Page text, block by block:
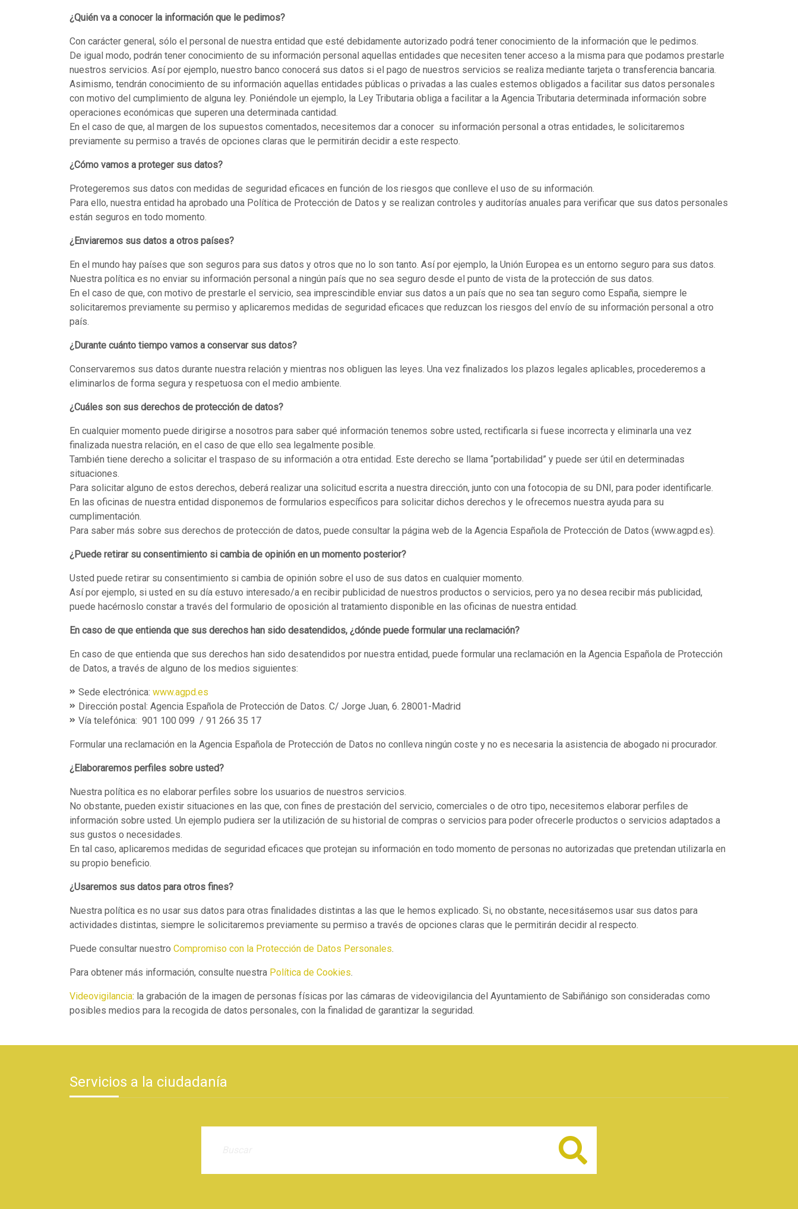
¿Quién va a conocer la información que le pedimos?
Con carácter general, sólo el personal de nuestra entidad que esté debidamente autorizado podrá tener conocimiento de la información que le pedimos.
De igual modo, podrán tener conocimiento de su información personal aquellas entidades que necesiten tener acceso a la misma para que podamos prestarle
nuestros servicios. Así por ejemplo, nuestro banco conocerá sus datos si el pago de nuestros servicios se realiza mediante tarjeta o transferencia bancaria.
Asimismo, tendrán conocimiento de su información aquellas entidades públicas o privadas a las cuales estemos obligados a facilitar sus datos personales
con motivo del cumplimiento de alguna ley. Poniéndole un ejemplo, la Ley Tributaria obliga a facilitar a la Agencia Tributaria determinada información sobre
operaciones económicas que superen una determinada cantidad.
En el caso de que, al margen de los supuestos comentados, necesitemos dar a conocer su información personal a otras entidades, le solicitaremos
previamente su permiso a través de opciones claras que le permitirán decidir a este respecto.
¿Cómo vamos a proteger sus datos?
Protegeremos sus datos con medidas de seguridad eficaces en función de los riesgos que conlleve el uso de su información.
Para ello, nuestra entidad ha aprobado una Política de Protección de Datos y se realizan controles y auditorías anuales para verificar que sus datos personales
están seguros en todo momento.
¿Enviaremos sus datos a otros países?
En el mundo hay países que son seguros para sus datos y otros que no lo son tanto. Así por ejemplo, la Unión Europea es un entorno seguro para sus datos.
Nuestra política es no enviar su información personal a ningún país que no sea seguro desde el punto de vista de la protección de sus datos.
En el caso de que, con motivo de prestarle el servicio, sea imprescindible enviar sus datos a un país que no sea tan seguro como España, siempre le
solicitaremos previamente su permiso y aplicaremos medidas de seguridad eficaces que reduzcan los riesgos del envío de su información personal a otro
país.
¿Durante cuánto tiempo vamos a conservar sus datos?
Conservaremos sus datos durante nuestra relación y mientras nos obliguen las leyes. Una vez finalizados los plazos legales aplicables, procederemos a
eliminarlos de forma segura y respetuosa con el medio ambiente.
¿Cuáles son sus derechos de protección de datos?
En cualquier momento puede dirigirse a nosotros para saber qué información tenemos sobre usted, rectificarla si fuese incorrecta y eliminarla una vez
finalizada nuestra relación, en el caso de que ello sea legalmente posible.
También tiene derecho a solicitar el traspaso de su información a otra entidad. Este derecho se llama “portabilidad” y puede ser útil en determinadas
situaciones.
Para solicitar alguno de estos derechos, deberá realizar una solicitud escrita a nuestra dirección, junto con una fotocopia de su DNI, para poder identificarle.
En las oficinas de nuestra entidad disponemos de formularios específicos para solicitar dichos derechos y le ofrecemos nuestra ayuda para su
cumplimentación.
Para saber más sobre sus derechos de protección de datos, puede consultar la página web de la Agencia Española de Protección de Datos (www.agpd.es).
¿Puede retirar su consentimiento si cambia de opinión en un momento posterior?
Usted puede retirar su consentimiento si cambia de opinión sobre el uso de sus datos en cualquier momento.
Así por ejemplo, si usted en su día estuvo interesado/a en recibir publicidad de nuestros productos o servicios, pero ya no desea recibir más publicidad,
puede hacérnoslo constar a través del formulario de oposición al tratamiento disponible en las oficinas de nuestra entidad.
En caso de que entienda que sus derechos han sido desatendidos, ¿dónde puede formular una reclamación?
En caso de que entienda que sus derechos han sido desatendidos por nuestra entidad, puede formular una reclamación en la Agencia Española de Protección
de Datos, a través de alguno de los medios siguientes:
Sede electrónica: www.agpd.es
Dirección postal: Agencia Española de Protección de Datos. C/ Jorge Juan, 6. 28001-Madrid
Vía telefónica: 901 100 099 / 91 266 35 17
Formular una reclamación en la Agencia Española de Protección de Datos no conlleva ningún coste y no es necesaria la asistencia de abogado ni procurador.
¿Elaboraremos perfiles sobre usted?
Nuestra política es no elaborar perfiles sobre los usuarios de nuestros servicios.
No obstante, pueden existir situaciones en las que, con fines de prestación del servicio, comerciales o de otro tipo, necesitemos elaborar perfiles de
información sobre usted. Un ejemplo pudiera ser la utilización de su historial de compras o servicios para poder ofrecerle productos o servicios adaptados a
sus gustos o necesidades.
En tal caso, aplicaremos medidas de seguridad eficaces que protejan su información en todo momento de personas no autorizadas que pretendan utilizarla en
su propio beneficio.
¿Usaremos sus datos para otros fines?
Nuestra política es no usar sus datos para otras finalidades distintas a las que le hemos explicado. Si, no obstante, necesitásemos usar sus datos para
actividades distintas, siempre le solicitaremos previamente su permiso a través de opciones claras que le permitirán decidir al respecto.
Puede consultar nuestro Compromiso con la Protección de Datos Personales.
Para obtener más información, consulte nuestra Política de Cookies.
Videovigilancia: la grabación de la imagen de personas físicas por las cámaras de videovigilancia del Ayuntamiento de Sabiñánigo son consideradas como
posibles medios para la recogida de datos personales, con la finalidad de garantizar la seguridad.
Servicios a la ciudadanía
Buscar